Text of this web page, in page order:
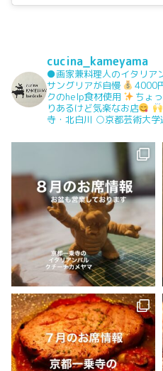
cucina_kameyama
●画家兼料理人のイタリア
サングリアが自慢
4000
クのhelp食材使用
ちょ
りあるけど気楽なお店
寺・北白川 ○京都芸術大学